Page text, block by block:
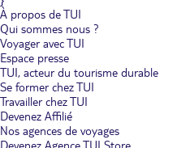
À propos de TUI
Qui sommes nous ?
Voyager avec TUI
Espace presse
TUI, acteur du tourisme durable
Se former chez TUI
Travailler chez TUI
Devenez Affilié
Nos agences de voyages